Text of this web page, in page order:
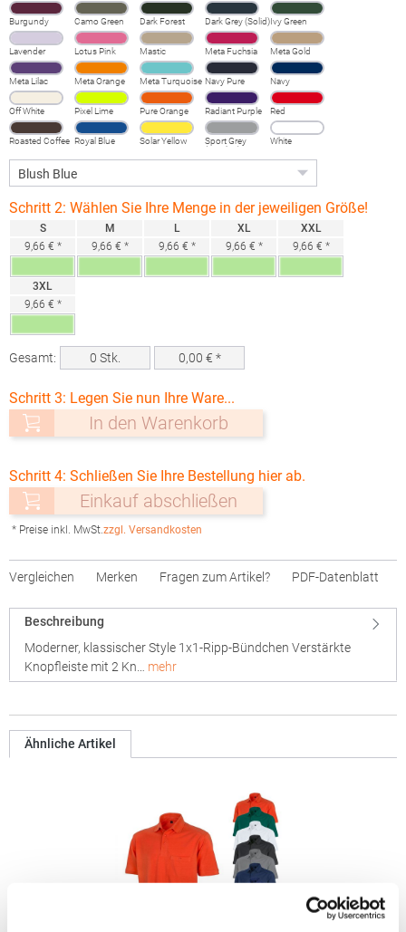
Burgundy Camo Green Dark Forest Dark Grey (Solid)Ivy Green
Lavender Lotus Pink Mastic Meta Fuchsia Meta Gold
Meta Lilac Meta Orange Meta Turquoise Navy Pure Navy
Off White Pixel Lime Pure Orange Radiant Purple Red
Roasted Coffee Royal Blue Solar Yellow
Sport Grey
(Heather)
White
Schritt 2: Wählen Sie Ihre Menge in der jeweiligen Größe!
S
9,66 € *
M
9,66 € *
L
9,66 € *
XL
9,66 € *
XXL
9,66 € *
3XL
9,66 € *
Gesamt: 0 Stk. 0,00 € *
Schritt 3: Legen Sie nun Ihre Ware...
In den Warenkorb
Schritt 4: Schließen Sie Ihre Bestellung hier ab.
Einkauf abschließen
* Preise inkl. MwSt.zzgl. Versandkosten
Vergleichen Merken Fragen zum Artikel? PDF-Datenblatt
Beschreibung
Moderner, klassischer Style 1x1-Ripp-Bündchen Verstärkte
Knopfleiste mit 2 Kn… mehr
Ähnliche Artikel